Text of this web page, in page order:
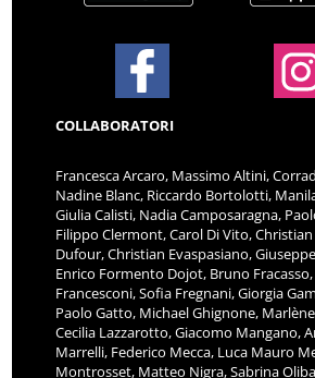
COLLABORATORI
Francesca Arcaro, Massimo Altini,
Nadine Blanc, Riccardo Bortolotti,
Giulia Calisti, Nadia Camposaragna,
Filippo Clermont, Carol Di Vito, Christian
Dufour, Christian Evaspasiano,
Enrico Formento Dojot, Bruno
Francesconi, Sofia Fregnani, Giorgia
Paolo Gatto, Michael Ghignone,
Cecilia Lazzarotto, Giacomo Mangano,
Marrelli, Federico Mecca, Luca Mauro
Montrosset, Matteo Nigra, Sabrina